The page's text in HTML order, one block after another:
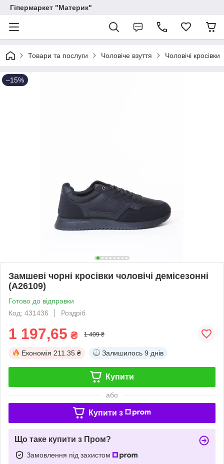
Гіпермаркет "Материк"
Товари та послуги Чоловіче взуття Чоловічі кросівки
–15%
Замшеві чорні кросівки чоловічі демісезонні
(A26109)
Готово до відправки
Код: 431436
Роздріб
1 197,65 ₴ 1 409 ₴
Економія 211.35 ₴ Залишилось 9 днів
Купити
або
Купити з
Що таке купити з Пром?
Замовлення під захистом